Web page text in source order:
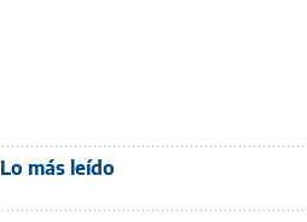
Lo más leído